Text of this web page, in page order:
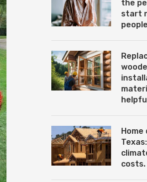
the
start
people
costs.